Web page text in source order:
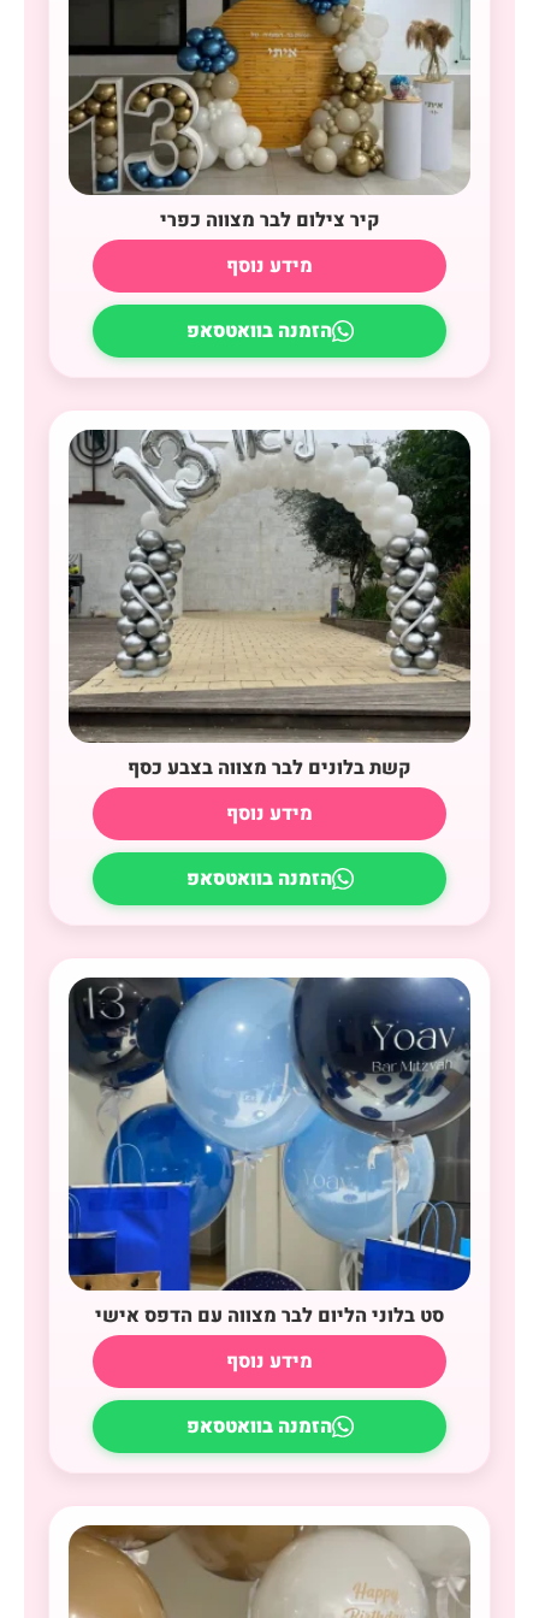
קיר צילום לבר מצווה כפרי
מידע נוסף
הזמנה בוואטסאפ
קשת בלונים לבר מצווה בצבע כסף
מידע נוסף
הזמנה בוואטסאפ
סט בלוני הליום לבר מצווה עם הדפס אישי
מידע נוסף
הזמנה בוואטסאפ